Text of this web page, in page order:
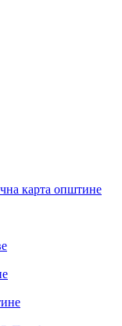
карта општине